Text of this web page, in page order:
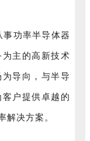
事功率半导体器
主的高新技术
导向，与半导
户提供卓越的
解决方案。